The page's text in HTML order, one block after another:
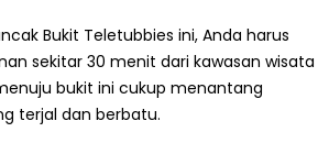
Bukit Teletubbies ini, Anda harus
sekitar 30 menit dari kawasan wisata
bukit ini cukup menantang
terjal dan berbatu.